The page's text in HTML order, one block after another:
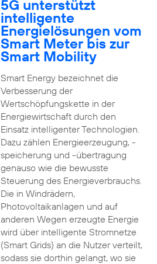
5G unterstützt
intelligente
Energielösungen vom
Smart Meter bis zur
Smart Mobility
Smart Energy bezeichnet die
Verbesserung der
Wertschöpfungskette in der
Energiewirtschaft durch den
Einsatz intelligenter Technologien.
Dazu zählen Energieerzeugung, -
speicherung und -übertragung
genauso wie die bewusste
Steuerung des Energieverbrauchs.
Die in Windrädern,
Photovoltaikanlagen und auf
anderen Wegen erzeugte Energie
wird über intelligente Stromnetze
(Smart Grids) an die Nutzer verteilt,
sodass sie dorthin gelangt, wo sie